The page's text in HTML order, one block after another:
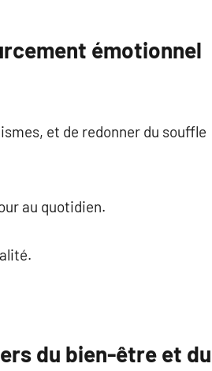
émotionnel
et de redonner du souffle
au quotidien.
du bien-être et du